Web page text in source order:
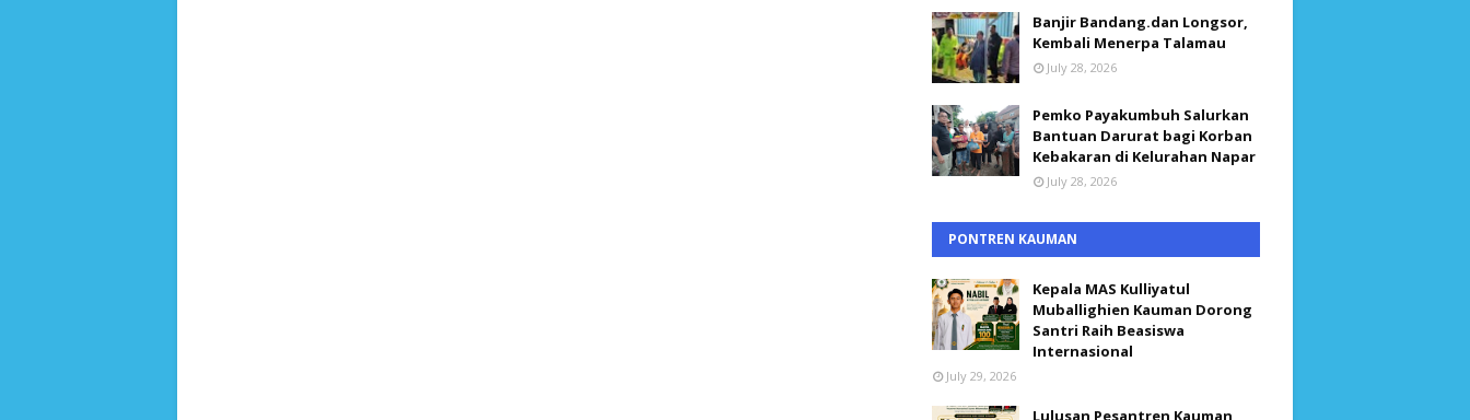
Banjir Bandang.dan Longsor,
Kembali Menerpa Talamau
July 28, 2026
Pemko Payakumbuh Salurkan
Bantuan Darurat bagi Korban
Kebakaran di Kelurahan Napar
July 28, 2026
PONTREN KAUMAN
Kepala MAS Kulliyatul
Muballighien Kauman Dorong
Santri Raih Beasiswa
Internasional
July 29, 2026
Lulusan Pesantren Kauman